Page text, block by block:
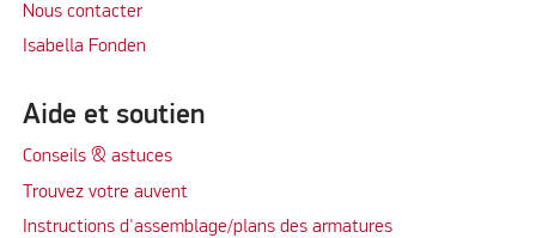
Nous contacter
Isabella Fonden
Aide et soutien
Conseils & astuces
Trouvez votre auvent
Instructions d'assemblage/plans des armatures